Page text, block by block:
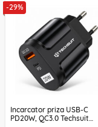
-29%
Incarcator priza USB-C
PD20W, QC3.0 Techsuit